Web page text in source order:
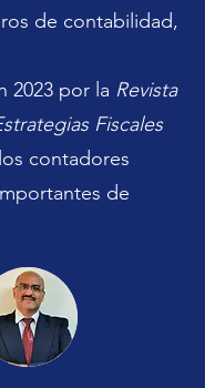
de contabilidad,
2023 por la Revista
Fiscales
contadores
de